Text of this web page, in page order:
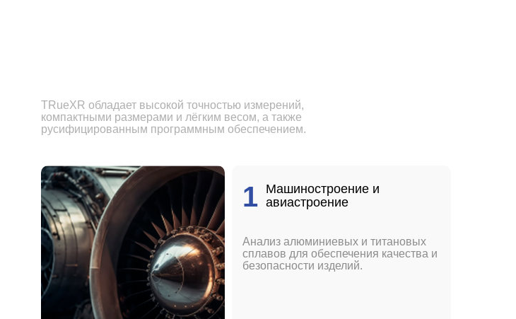
TRueXR обладает высокой точностью измерений,
компактными размерами и лёгким весом, а также
русифицированным программным обеспечением.
Машиностроение и
авиастроение
Анализ алюминиевых и титановых
сплавов для обеспечения качества и
безопасности изделий.
1